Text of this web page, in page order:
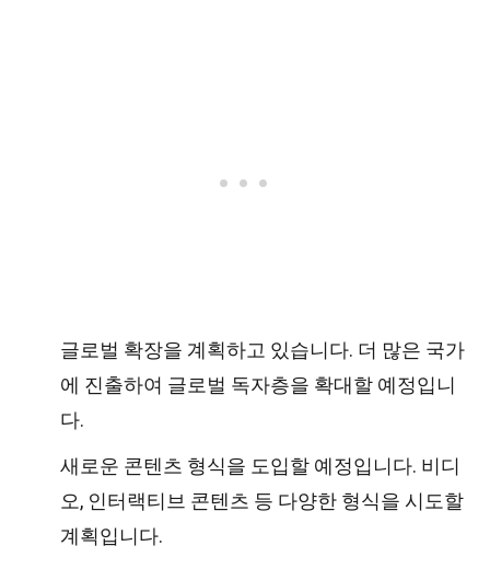
글로벌 확장을 계획하고 있습니다. 더 많은 국가
에 진출하여 글로벌 독자층을 확대할 예정입니
다.
새로운 콘텐츠 형식을 도입할 예정입니다. 비디
오, 인터랙티브 콘텐츠 등 다양한 형식을 시도할
계획입니다.